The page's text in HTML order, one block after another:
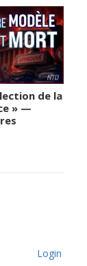
de la
» —
Login